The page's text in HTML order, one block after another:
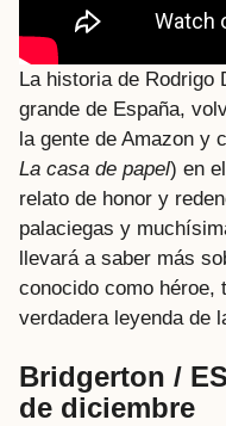
La historia de Rodrigo
grande de España,
la gente de Amazon y
La casa de papel) en
relato de honor y
palaciegas y
llevará a saber más
conocido como héroe,
verdadera leyenda de
Bridgerton /
de diciembre